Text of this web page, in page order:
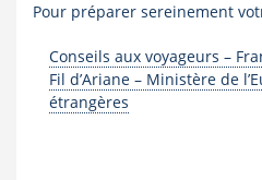
Pour préparer sereinement
Conseils aux voyageurs –
Fil d’Ariane – Ministère de
étrangères